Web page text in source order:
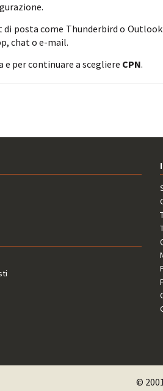
posta come Thunderbird o
chat o e-mail.
e per continuare a scegliere CPN.
©